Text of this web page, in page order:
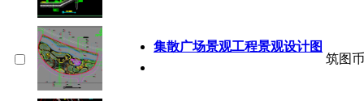
集散广场景观工程景观设计图
筑图